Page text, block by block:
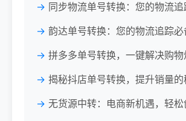
同步物流单号转换：您的物流
韵达单号转换：您的物流追踪
拼多多单号转换，一键解决购物
揭秘抖店单号转换，提升销量的
无货源中转：电商新机遇，轻松